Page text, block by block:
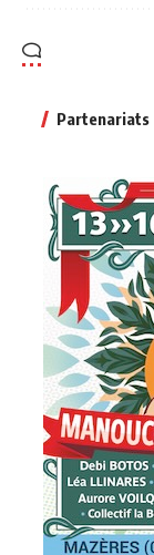
Partenariats